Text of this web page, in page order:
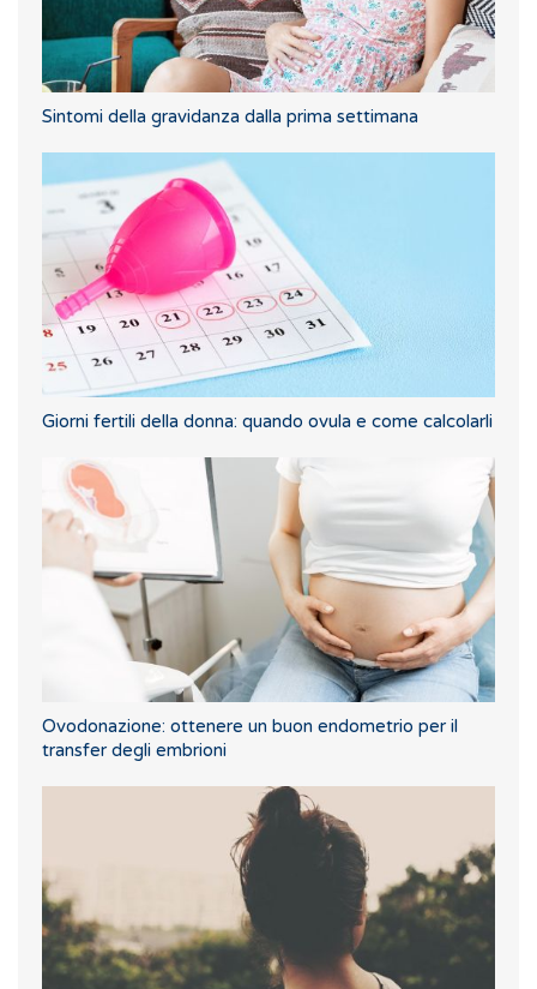
Sintomi della gravidanza dalla prima settimana
Giorni fertili della donna: quando ovula e come calcolarli
Ovodonazione: ottenere un buon endometrio per il
transfer degli embrioni